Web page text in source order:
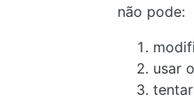
não pode:
usar